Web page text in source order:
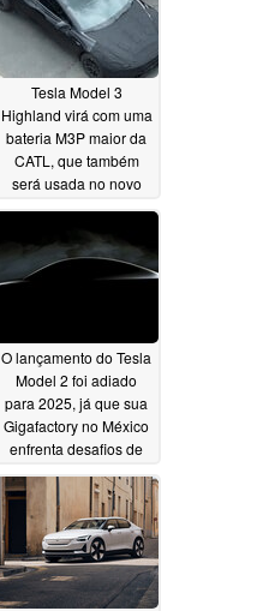
Tesla Model 3
Highland virá com uma
bateria M3P maior da
CATL, que também
será usada no novo
design do Model Y
06/30/2023
O lançamento do Tesla
Model 2 foi adiado
para 2025, já que sua
Gigafactory no México
enfrenta desafios de
custo de mão de obra
sindical
06/28/2023